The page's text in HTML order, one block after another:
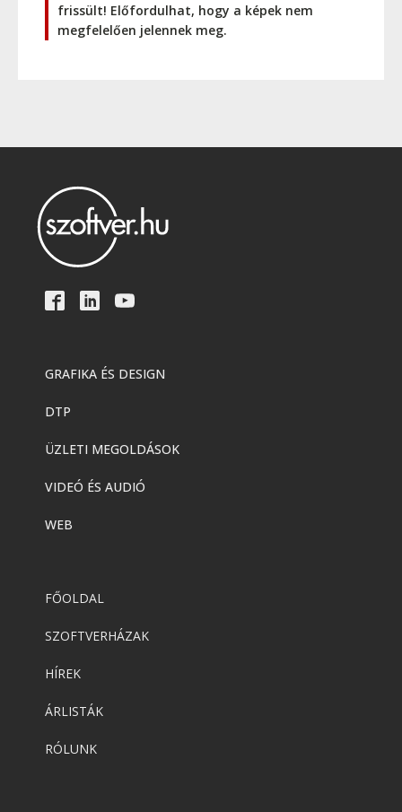
frissült! Előfordulhat, hogy a képek nem
megfelelően jelennek meg.
GRAFIKA ÉS DESIGN
DTP
ÜZLETI MEGOLDÁSOK
VIDEÓ ÉS AUDIÓ
WEB
FŐOLDAL
SZOFTVERHÁZAK
HÍREK
ÁRLISTÁK
RÓLUNK